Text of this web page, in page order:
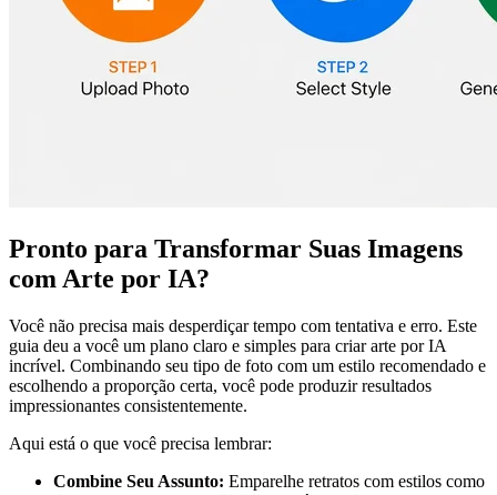
Pronto para Transformar Suas Imagens
com Arte por IA?
Você não precisa mais desperdiçar tempo com tentativa e erro. Este
guia deu a você um plano claro e simples para criar arte por IA
incrível. Combinando seu tipo de foto com um estilo recomendado e
escolhendo a proporção certa, você pode produzir resultados
impressionantes consistentemente.
Aqui está o que você precisa lembrar:
Combine Seu Assunto: Emparelhe retratos com estilos como